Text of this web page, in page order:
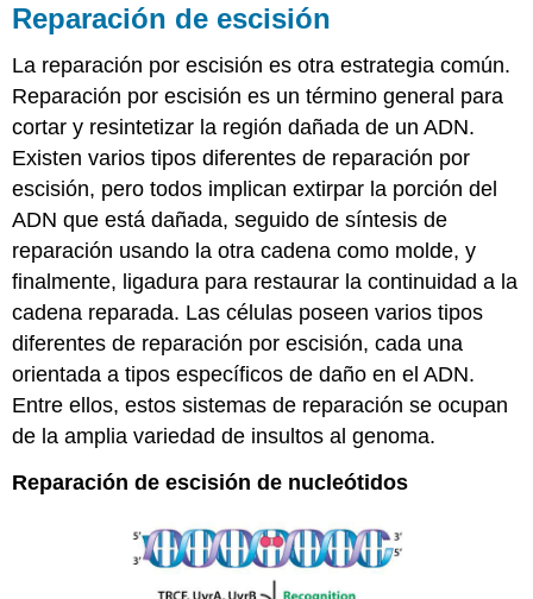
Reparación de escisión
La reparación por escisión es otra estrategia común.
Reparación por escisión es un término general para
cortar y resintetizar la región dañada de un ADN.
Existen varios tipos diferentes de reparación por
escisión, pero todos implican extirpar la porción del
ADN que está dañada, seguido de síntesis de
reparación usando la otra cadena como molde, y
finalmente, ligadura para restaurar la continuidad a la
cadena reparada. Las células poseen varios tipos
diferentes de reparación por escisión, cada una
orientada a tipos específicos de daño en el ADN.
Entre ellos, estos sistemas de reparación se ocupan
de la amplia variedad de insultos al genoma.
Reparación de escisión de nucleótidos